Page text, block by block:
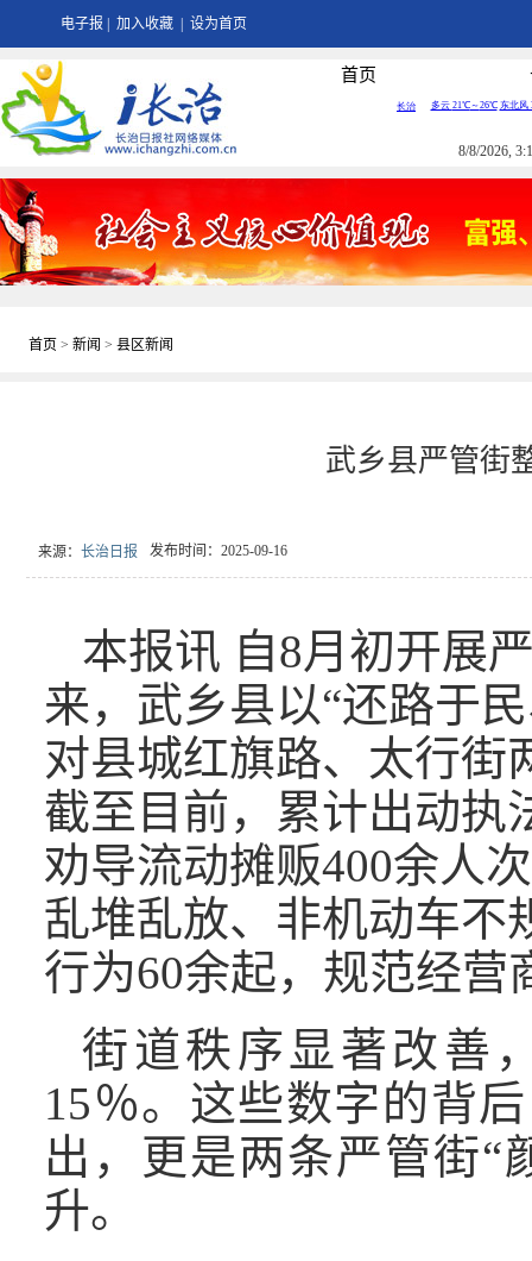
电子报 加入收藏 设为首页
首页
8/8/2026,
首页 > 新闻 > 县区新闻
武乡县严管街
来源： 长治日报 发布时间：2025-09-16
本报讯 自8月初开展
来，武乡县以“还路于
对县城红旗路、太行街
截至目前，累计出动执
劝导流动摊贩400余人
乱堆乱放、非机动车不
行为60余起，规范经营
街道秩序显著改善
15％。这些数字的背
出，更是两条严管街“
升。